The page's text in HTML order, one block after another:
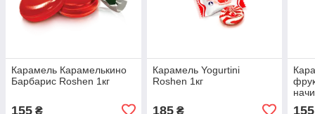
Карамель Карамелькино
Барбарис Roshen 1кг
155 ₴
Карамель Yogurtini
Roshen 1кг
185₴ 155